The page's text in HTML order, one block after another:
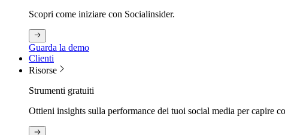
Scopri come iniziare con Socialinsider.
Guarda la demo
Clienti
Risorse
Strumenti gratuiti
Ottieni insights sulla performance dei tuoi social media per capire